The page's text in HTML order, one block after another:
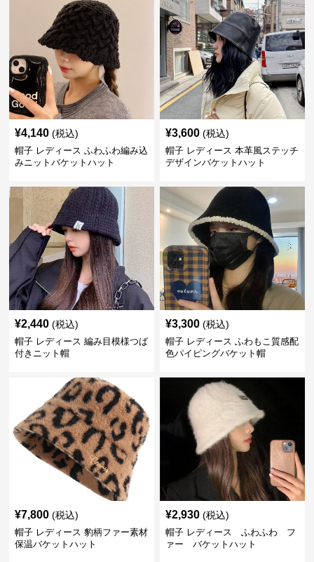
¥4,140 (税込)
帽子 レディース ふわふわ編み込
みニットバケットハット
¥3,600 (税込)
帽子 レディース 本革風ステッチ
デザインバケットハット
¥2,440 (税込)
帽子 レディース 編み目模様つば
付きニット帽
¥3,300 (税込)
帽子 レディース ふわもこ質感配
色パイピングバケット帽
¥7,800 (税込)
帽子 レディース 豹柄ファー素材
保温バケットハット
¥2,930 (税込)
帽子 レディース ふわふわ フ
ァー バケットハット